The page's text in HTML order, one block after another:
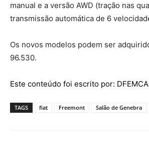
manual e a versão AWD (tração nas
transmissão automática de 6
Os novos modelos podem ser
96.530.
Este conteúdo foi escrito por:
TAGS fiat Freemont Salão de Genebra